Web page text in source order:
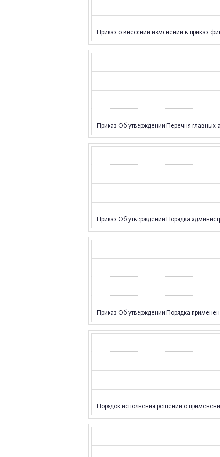
Приказ о внесении изменений в приказ
Приказ Об утверждении Перечня главных
Приказ Об утверждении Порядка
Приказ Об утверждении Порядка
Порядок исполнения решений о